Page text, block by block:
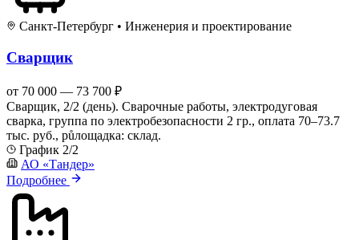
Санкт-Петербург • Инженерия и проектирование
Сварщик
от 70 000 — 73 700 ₽
Сварщик, 2/2 (день). Сварочные работы, электродуговая
сварка, группа по электробезопасности 2 гр., оплата 70–73.7
тыс. руб., půлощадка: склад.
График 2/2
АО «Тандер»
Подробнее